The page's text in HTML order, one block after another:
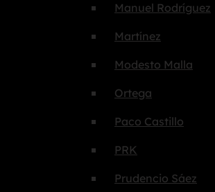
Manuel Rodríguez
Martínez
Modesto Malla
Ortega
Paco Castillo
PRK
Prudencio Sáez